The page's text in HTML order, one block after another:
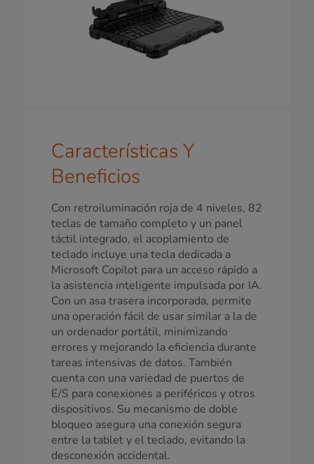
Características Y
Beneficios
Con retroiluminación roja de 4 niveles, 82
teclas de tamaño completo y un panel
táctil integrado, el acoplamiento de
teclado incluye una tecla dedicada a
Microsoft Copilot para un acceso rápido a
la asistencia inteligente impulsada por IA.
Con un asa trasera incorporada, permite
una operación fácil de usar similar a la de
un ordenador portátil, minimizando
errores y mejorando la eficiencia durante
tareas intensivas de datos. También
cuenta con una variedad de puertos de
E/S para conexiones a periféricos y otros
dispositivos. Su mecanismo de doble
bloqueo asegura una conexión segura
entre la tablet y el teclado, evitando la
desconexión accidental.